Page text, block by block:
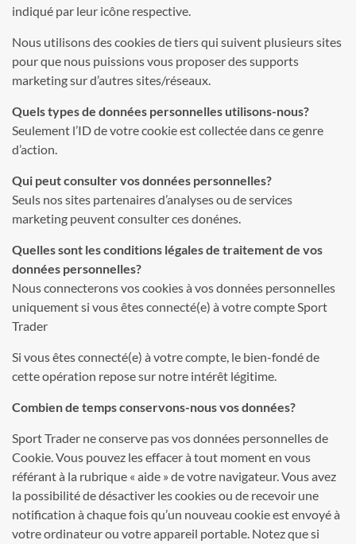
indiqué par leur icône respective.
Nous utilisons des cookies de tiers qui suivent plusieurs sites
pour que nous puissions vous proposer des supports
marketing sur d’autres sites/réseaux.
Quels types de données personnelles utilisons-nous?
Seulement l’ID de votre cookie est collectée dans ce genre
d’action.
Qui peut consulter vos données personnelles?
Seuls nos sites partenaires d’analyses ou de services
marketing peuvent consulter ces donénes.
Quelles sont les conditions légales de traitement de vos
données personnelles?
Nous connecterons vos cookies à vos données personnelles
uniquement si vous êtes connecté(e) à votre compte Sport
Trader
Si vous êtes connecté(e) à votre compte, le bien-fondé de
cette opération repose sur notre intérêt légitime.
Combien de temps conservons-nous vos données?
Sport Trader ne conserve pas vos données personnelles de
Cookie. Vous pouvez les effacer à tout moment en vous
référant à la rubrique « aide » de votre navigateur. Vous avez
la possibilité de désactiver les cookies ou de recevoir une
notification à chaque fois qu’un nouveau cookie est envoyé à
votre ordinateur ou votre appareil portable. Notez que si